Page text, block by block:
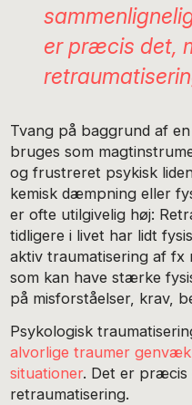
er præcis det,
Tvang på baggrund af
bruges som
og frustreret psykisk
kemisk dæmpning eller
er ofte utilgivelig høj:
tidligere i livet har lidt
aktiv traumatisering af fx
som kan have stærke
på misforståelser, krav,
Psykologisk
alvorlige traumer
situationer. Det er præcis
retraumatisering.